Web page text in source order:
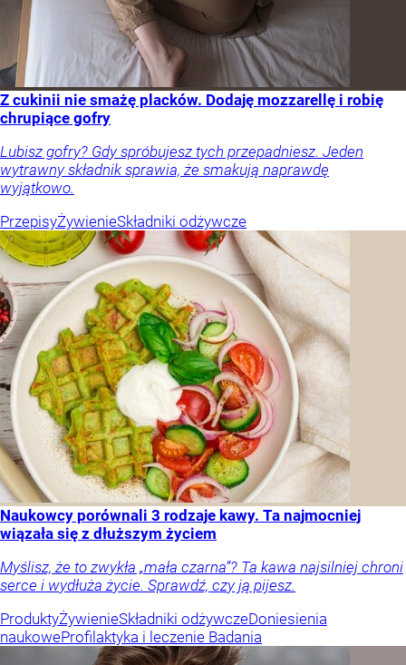
Z cukinii nie smażę placków. Dodaję mozzarellę i robię
chrupiące gofry
Lubisz gofry? Gdy spróbujesz tych przepadniesz. Jeden
wytrawny składnik sprawia, że smakują naprawdę
wyjątkowo.
PrzepisyŻywienieSkładniki odżywcze
Naukowcy porównali 3 rodzaje kawy. Ta najmocniej
wiązała się z dłuższym życiem
Myślisz, że to zwykła „mała czarna”? Ta kawa najsilniej chroni
serce i wydłuża życie. Sprawdź, czy ją pijesz.
ProduktyŻywienieSkładniki odżywczeDoniesienia
naukoweProfilaktyka i leczenie Badania